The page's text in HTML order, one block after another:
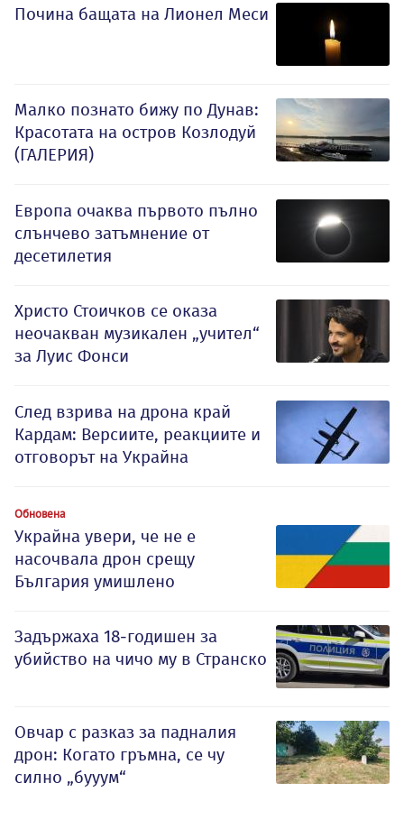
Почина бащата на Лионел Меси
Малко познато бижу по Дунав:
Красотата на остров Козлодуй
(ГАЛЕРИЯ)
Европа очаква първото пълно
слънчево затъмнение от
десетилетия
Христо Стоичков се оказа
неочакван музикален „учител“
за Луис Фонси
След взрива на дрона край
Кардам: Версиите, реакциите и
отговорът на Украйна
Обновена
Украйна увери, че не е
насочвала дрон срещу
България умишлено
Задържаха 18-годишен за
убийство на чичо му в Странско
Овчар с разказ за падналия
дрон: Когато гръмна, се чу
силно „бууум“